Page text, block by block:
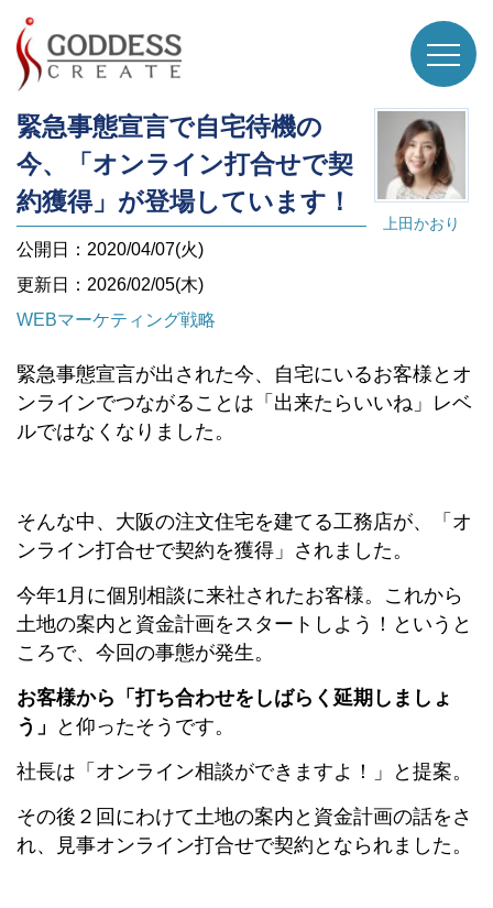
上田かおり
緊急事態宣言で自宅待機の
今、「オンライン打合せで契
約獲得」が登場しています！
公開日：2020/04/07(火)
更新日：2026/02/05(木)
WEBマーケティング戦略
緊急事態宣言が出された今、自宅にいるお客様とオ
ンラインでつながることは「出来たらいいね」レベ
ルではなくなりました。
そんな中、大阪の注文住宅を建てる工務店が、「オ
ンライン打合せで契約を獲得」されました。
今年1月に個別相談に来社されたお客様。これから
土地の案内と資金計画をスタートしよう！というと
ころで、今回の事態が発生。
お客様から「打ち合わせをしばらく延期しましょ
う」
と仰ったそうです。
社長は「オンライン相談ができますよ！」と提案。
その後２回にわけて土地の案内と資金計画の話をさ
れ、見事オンライン打合せで契約となられました。